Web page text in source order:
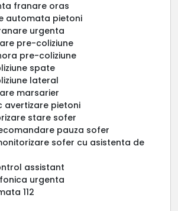
franare oras
automata pietoni
urgenta
pre-coliziune
pre-coliziune
spate
lateral
marsarier
avertizare pietoni
stare sofer
pauza sofer
sofer cu asistenta de
assistant
urgenta
112